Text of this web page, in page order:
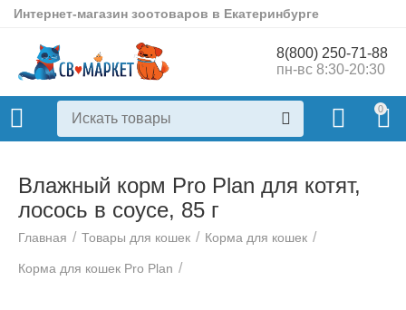
Интернет-магазин зоотоваров в Екатеринбурге
8(800) 250-71-88
пн-вс 8:30-20:30
0
Влажный корм Pro Plan для котят,
лосось в соусе, 85 г
Главная / Товары для кошек / Корма для кошек /
Корма для кошек Pro Plan /